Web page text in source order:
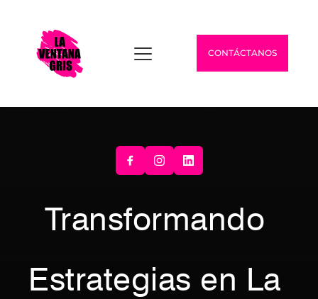
CONTÁCTANOS
Transformando
Estrategias en La